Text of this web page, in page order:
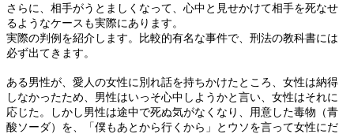
さらに、相手がうとましくなって、心中と見せかけて相手を死なせ
るようなケースも実際にあります。
実際の判例を紹介します。比較的有名な事件で、刑法の教科書には
必ず出てきます。
ある男性が、愛人の女性に別れ話を持ちかけたところ、女性は納得
しなかったため、男性はいっそ心中しようかと言い、女性はそれに
応じた。しかし男性は途中で死ぬ気がなくなり、用意した毒物（青
酸ソーダ）を、「僕もあとから行くから」とウソを言って女性にだ